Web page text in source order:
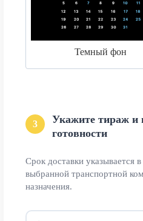
Темный фон
3
Укажите тираж и
готовности
Срок доставки указывается
выбранной транспортной
назначения.